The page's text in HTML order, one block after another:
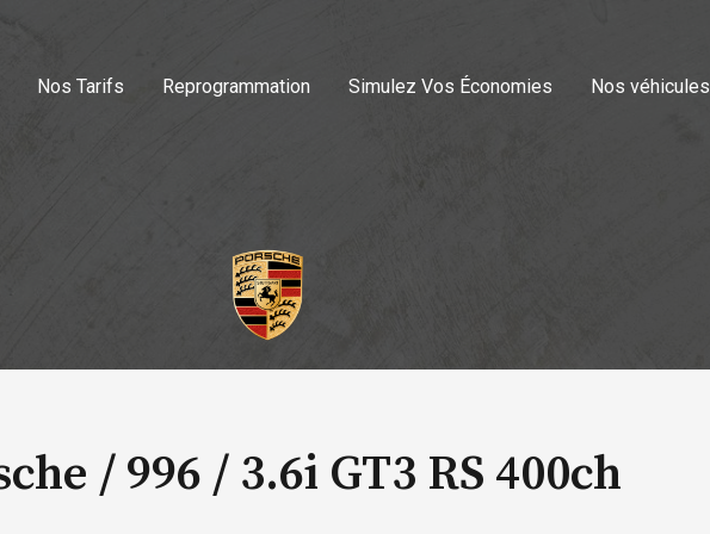
Nos Tarifs Reprogrammation Simulez Vos Économies Nos véhicules
/ 996 / 3.6i GT3 RS 400ch